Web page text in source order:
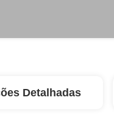
Detalhadas